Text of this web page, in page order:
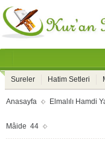
Sureler Hatim Setleri
Anasayfa Elmalılı Hamdi
Mâide 44